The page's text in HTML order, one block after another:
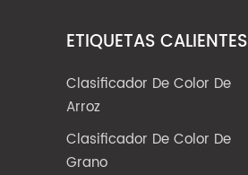
ETIQUETAS CALIENTES
Clasificador De Color De
Arroz
Clasificador De Color De
Grano